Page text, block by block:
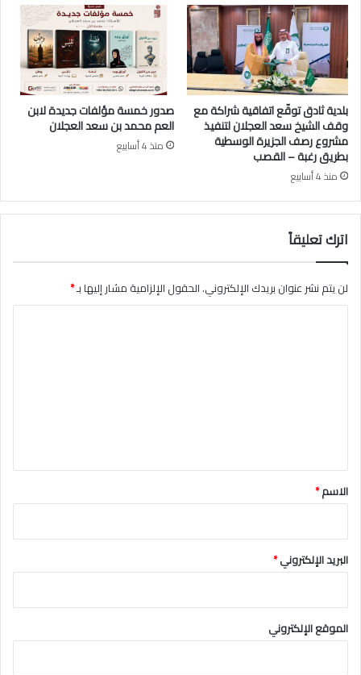
ا
ل
ع
ج
ا
ن
بلدية ثادق توقّع اتفاقية شراكة مع
وقف الشيخ سعد العجلان لتنفيذ
مشروع رصف الجزيرة الوسطية
بطريق رغبة – القصب
منذ 4 أسابيع
صدور خمسة مؤلفات جديدة لابن
العم محمد بن سعد العجلان
منذ 4 أسابيع
اترك تعليقاً
لن يتم نشر عنوان بريدك الإلكتروني.الحقول الإلزامية مشار إليها بـ*
*
الاسم*
البريد الإلكتروني*
الموقع الإلكتروني